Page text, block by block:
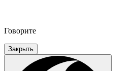
Говорите
Закрыть